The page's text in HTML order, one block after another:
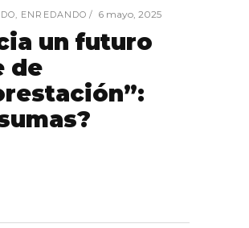
, ENREDANDO 6 mayo, 2025
un futuro
de